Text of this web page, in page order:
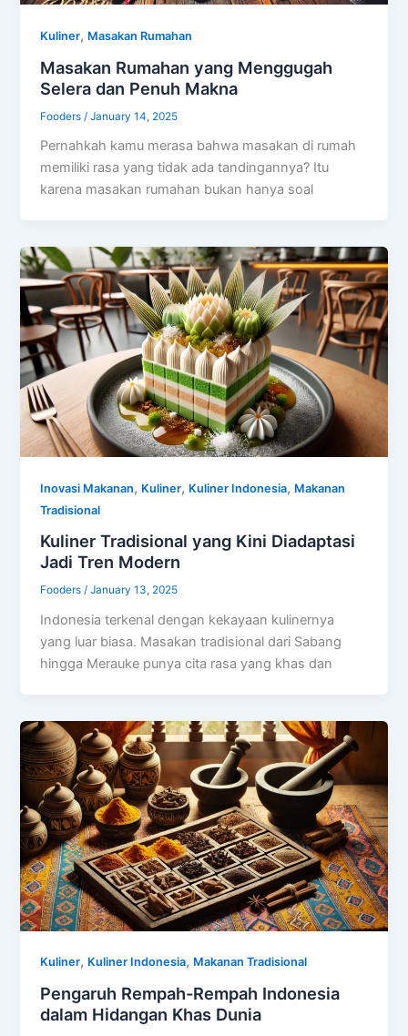
Kuliner, Masakan Rumahan
Masakan Rumahan yang Menggugah
Selera dan Penuh Makna
Fooders /January 14, 2025
Pernahkah kamu merasa bahwa masakan di rumah
memiliki rasa yang tidak ada tandingannya? Itu
karena masakan rumahan bukan hanya soal
Inovasi Makanan, Kuliner, Kuliner Indonesia, Makanan
Tradisional
Kuliner Tradisional yang Kini Diadaptasi
Jadi Tren Modern
Fooders/January 13, 2025
Indonesia terkenal dengan kekayaan kulinernya
yang luar biasa. Masakan tradisional dari Sabang
hingga Merauke punya cita rasa yang khas dan
Kuliner, Kuliner Indonesia, Makanan Tradisional
Pengaruh Rempah-Rempah Indonesia
dalam Hidangan Khas Dunia